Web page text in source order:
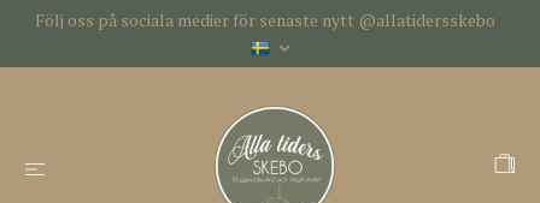
Följ oss på sociala medier för senaste nytt @allatidersskebo